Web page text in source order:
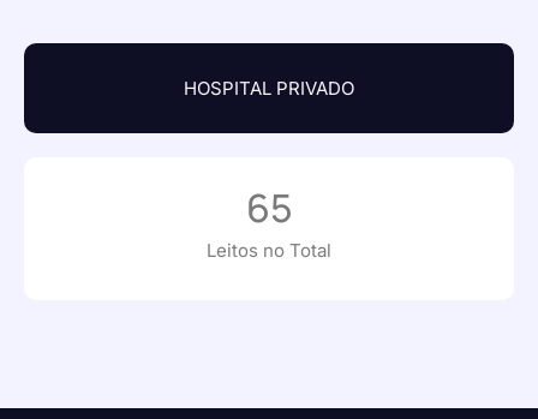
HOSPITAL PRIVADO
Leitos no Total
65